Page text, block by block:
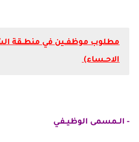
مطلوب موظفــين في منطــقة
الاحــساء)
- الــمسمى الوظيــفـي